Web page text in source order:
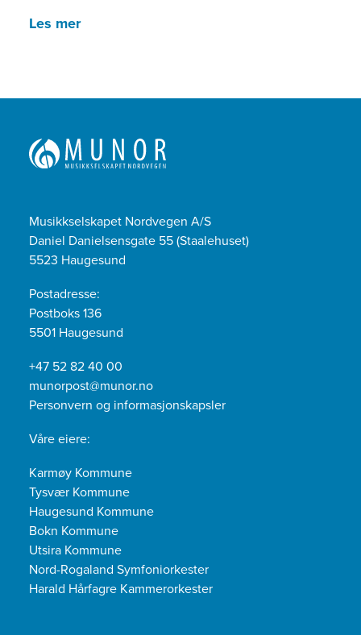
Les mer
Musikkselskapet Nordvegen A/S
Daniel Danielsensgate 55 (Staalehuset)
5523 Haugesund
Postadresse:
Postboks 136
5501 Haugesund
+47 52 82 40 00
munorpost@munor.no
Personvern og informasjonskapsler
Våre eiere:
Karmøy Kommune
Tysvær Kommune
Haugesund Kommune
Bokn Kommune
Utsira Kommune
Nord-Rogaland Symfoniorkester
Harald Hårfagre Kammerorkester